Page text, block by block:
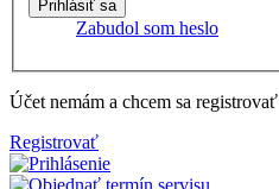
Zabudol som heslo
Účet nemám a chcem sa registrovať
Registrovať